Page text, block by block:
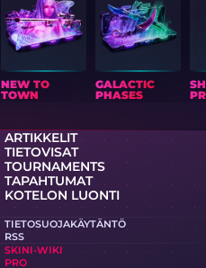
NEW TO
TOWN
GALACTIC
PHASES
ARTIKKELIT
TIETOVISAT
TOURNAMENTS
TAPAHTUMAT
KOTELON LUONTI
TIETOSUOJAKÄYTÄNTÖ
RSS
SKINI-WIKI
PRO